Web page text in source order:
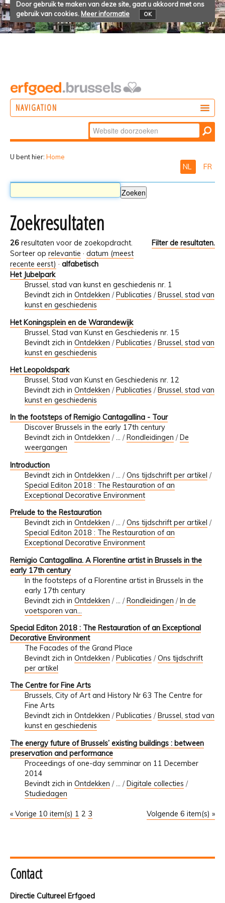
Door gebruik te maken van deze site, gaat u akkoord met ons
gebruik van cookies. Meer informatie OK
NAVIGATION
Zoek
Geavanceerd
U bent hier: Home
NL FR
Zoekresultaten
26 resultaten voor de zoekopdracht.
Filter de resultaten.
Sorteer op relevantie · datum (meest
recente eerst) · alfabetisch
Het Jubelpark
Brussel, stad van kunst en geschiedenis nr. 1
Bevindt zich in Ontdekken /Publicaties /Brussel, stad van
kunst en geschiedenis
Het Koningsplein en de Warandewijk
Brussel, Stad van Kunst en Geschiedenis nr. 15
Bevindt zich in Ontdekken /Publicaties /Brussel, stad van
kunst en geschiedenis
Het Leopoldspark
Brussel, Stad van Kunst en Geschiedenis nr. 12
Bevindt zich in Ontdekken /Publicaties /Brussel, stad van
kunst en geschiedenis
In the footsteps of Remigio Cantagallina - Tour
Discover Brussels in the early 17th century
Bevindt zich in Ontdekken /… / Rondleidingen / De
weergangen
Introduction
Bevindt zich in Ontdekken /… /Ons tijdschrift per artikel /
Special Editon 2018 : The Restauration of an
Exceptional Decorative Environment
Prelude to the Restauration
Bevindt zich in Ontdekken /… /Ons tijdschrift per artikel /
Special Editon 2018 : The Restauration of an
Exceptional Decorative Environment
Remigio Cantagallina. A Florentine artist in Brussels in the
early 17th century
In the footsteps of a Florentine artist in Brussels in the
early 17th century
Bevindt zich in Ontdekken / /Rondleidingen /In de
voetsporen van...
Special Editon 2018 : The Restauration of an Exceptional
Decorative Environment
The Facades of the Grand Place
Bevindt zich in Ontdekken /Publicaties /Ons tijdschrift
per artikel
The Centre for Fine Arts
Brussels, City of Art and History Nr 63 The Centre for
Fine Arts
Bevindt zich in Ontdekken / Publicaties / Brussel, stad van
kunst en geschiedenis
The energy future of Brussels’ existing buildings : between
preservation and performance
Proceedings of one-day semminar on 11 December
2014
Bevindt zich in Ontdekken /… /Digitale collecties /
Studiedagen
« Vorige 10 item(s) Volgende 6 item(s) »
1 2 3
Contact
Directie Cultureel Erfgoed